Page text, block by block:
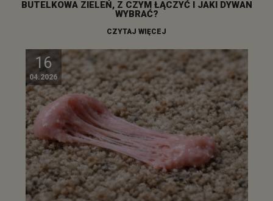
BUTELKOWA ZIELEŃ, Z CZYM ŁĄCZYĆ I JAKI DYWAN
WYBRAĆ?
CZYTAJ WIĘCEJ
16
04.2026